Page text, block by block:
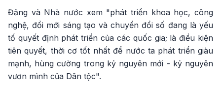
Đảng và Nhà nước xem "phát triển khoa học, công
nghệ, đổi mới sáng tạo và chuyển đổi số đang là yếu
tố quyết định phát triển của các quốc gia; là điều kiện
tiên quyết, thời cơ tốt nhất để nước ta phát triển giàu
mạnh, hùng cường trong kỷ nguyên mới - kỷ nguyên
vươn mình của Dân tộc".